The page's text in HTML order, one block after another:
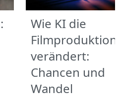
Wie KI die
Filmproduktion
verändert:
Chancen und
Wandel